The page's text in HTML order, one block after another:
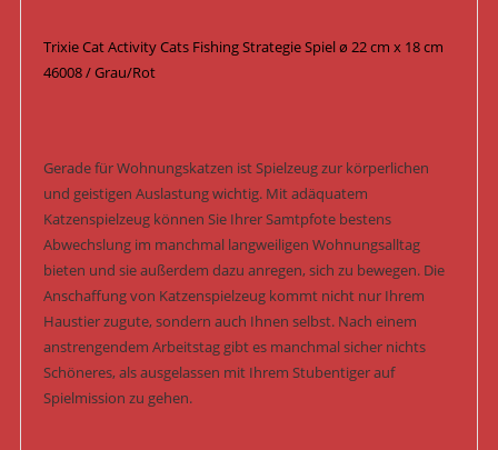
Trixie Cat Activity Cats Fishing Strategie Spiel ø 22 cm x 18 cm
46008 / Grau/Rot
Gerade für Wohnungskatzen ist Spielzeug zur körperlichen
und geistigen Auslastung wichtig. Mit adäquatem
Katzenspielzeug können Sie Ihrer Samtpfote bestens
Abwechslung im manchmal langweiligen Wohnungsalltag
bieten und sie außerdem dazu anregen, sich zu bewegen. Die
Anschaffung von Katzenspielzeug kommt nicht nur Ihrem
Haustier zugute, sondern auch Ihnen selbst. Nach einem
anstrengendem Arbeitstag gibt es manchmal sicher nichts
Schöneres, als ausgelassen mit Ihrem Stubentiger auf
Spielmission zu gehen.